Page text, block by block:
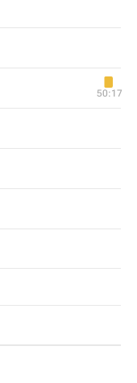
50:17